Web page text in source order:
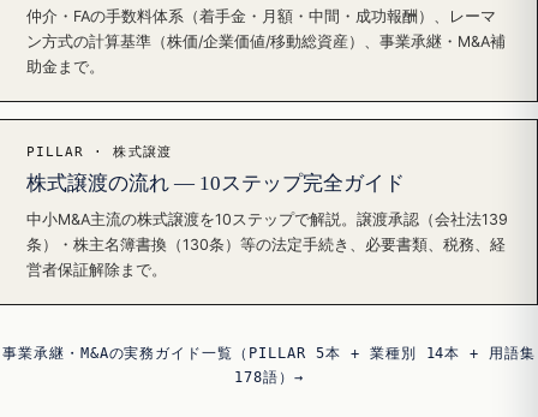
仲介・FAの手数料体系（着手金・月額・中間・成功報酬）、レーマ
ン方式の計算基準（株価/企業価値/移動総資産）、事業承継・M&A補
助金まで。
PILLAR · 株式譲渡
株式譲渡の流れ — 10ステップ完全ガイド
中小M&A主流の株式譲渡を10ステップで解説。譲渡承認（会社法139
条）・株主名簿書換（130条）等の法定手続き、必要書類、税務、経
営者保証解除まで。
事業承継・M&Aの実務ガイド一覧（PILLAR 5本 + 業種別 14本 + 用語集
178語）→